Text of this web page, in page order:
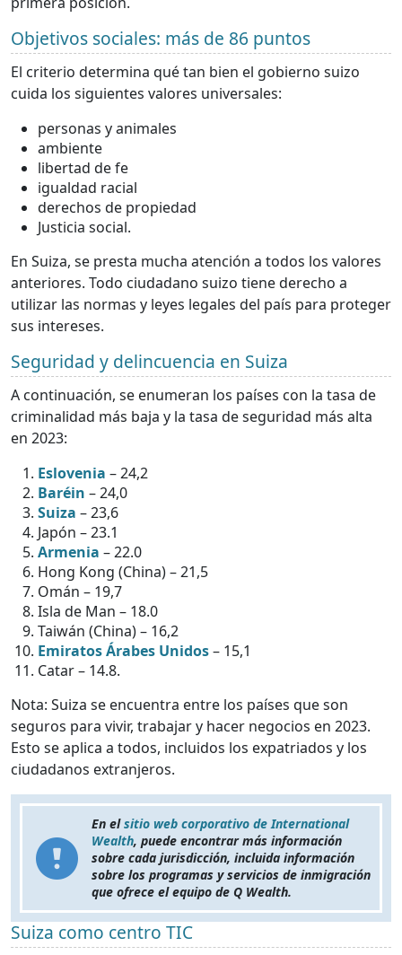
Objetivos sociales: más de 86 puntos
El criterio determina qué tan bien el gobierno suizo
cuida los siguientes valores universales:
personas y animales
ambiente
libertad de fe
igualdad racial
derechos de propiedad
Justicia social.
En Suiza, se presta mucha atención a todos los valores
anteriores. Todo ciudadano suizo tiene derecho a
utilizar las normas y leyes legales del país para proteger
sus intereses.
Seguridad y delincuencia en Suiza
A continuación, se enumeran los países con la tasa de
criminalidad más baja y la tasa de seguridad más alta
en 2023:
Eslovenia – 24,2
Baréin – 24,0
Suiza – 23,6
Japón – 23.1
Armenia – 22.0
Hong Kong (China) – 21,5
Omán – 19,7
Isla de Man – 18.0
Taiwán (China) – 16,2
Emiratos Árabes Unidos– 15,1
Catar – 14.8.
Nota: Suiza se encuentra entre los países que son
seguros para vivir, trabajar y hacer negocios en 2023.
Esto se aplica a todos, incluidos los expatriados y los
ciudadanos extranjeros.
En elsitio web corporativo de International
Wealth, puede encontrar más información
sobre cada jurisdicción, incluida información
sobre los programas y servicios de inmigración
que ofrece el equipo de Q Wealth.
Suiza como centro TIC